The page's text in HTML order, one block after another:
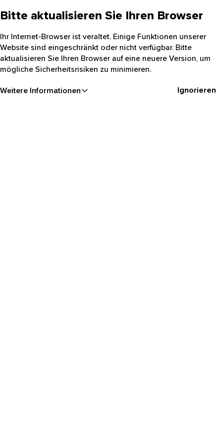
Bitte aktualisieren Sie Ihren Browser
Ihr Internet-Browser ist veraltet. Einige Funktionen unserer
Website sind eingeschränkt oder nicht verfügbar. Bitte
aktualisieren Sie Ihren Browser auf eine neuere Version, um
mögliche Sicherheitsrisiken zu minimieren.
Weitere Informationen Ignorieren